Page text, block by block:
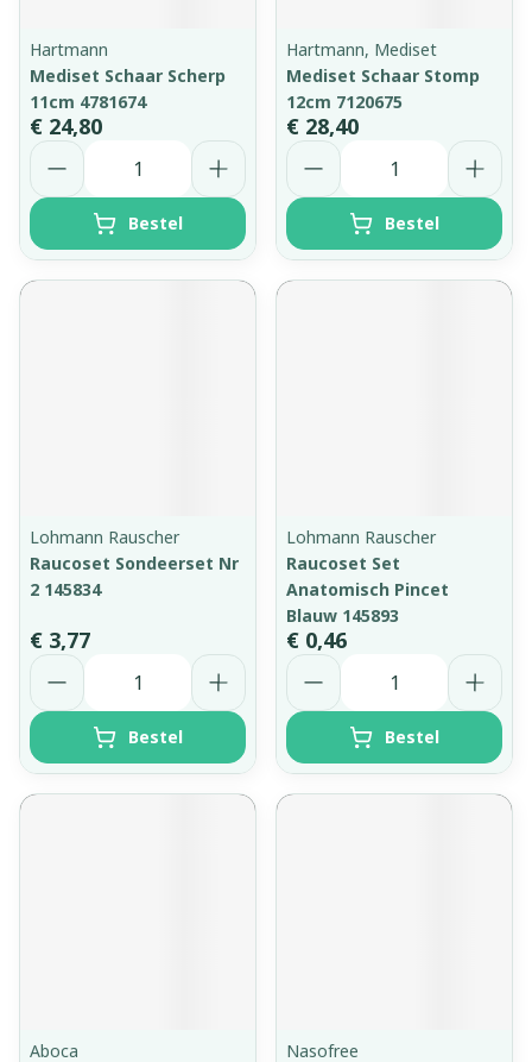
Hartmann
Mediset Schaar Scherp
11cm 4781674
€ 24,80
Aantal
Bestel
Hartmann, Mediset
Mediset Schaar Stomp
12cm 7120675
€ 28,40
Aantal
Bestel
Lohmann Rauscher
Raucoset Sondeerset Nr
2 145834
€ 3,77
Aantal
Bestel
Lohmann Rauscher
Raucoset Set
Anatomisch Pincet
Blauw 145893
€ 0,46
Aantal
Bestel
Aboca
Nasofree